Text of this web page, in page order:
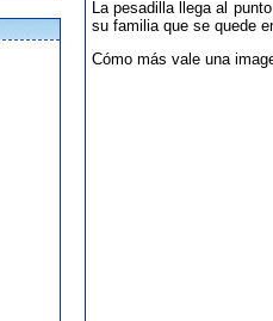
La pesadilla llega al
su familia que se quede
Cómo más vale una